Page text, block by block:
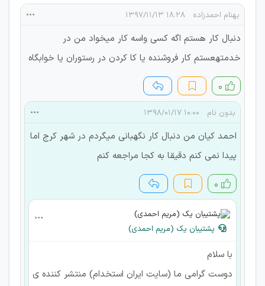
بهنام احمدزاده ۱۸:۲۸ ۱۳۹۷/۱۱/۱۳
دنبال کار هستم اگه کسی واسه کار میخواد من در
خدمتهعستم کار فروشنده یا کا کردن در رستوران یا خوابگاه
۰
بدون نام ۱۰:۰۰ ۱۳۹۸/۰۱/۱۷
احمد کیان من دنبال کار نگهبانی میگردم در شهر کرج اما
پیدا نمی کنم دقیقا به کجا مراجعه کنم
۰
پشتیبان یک (مریم احمدی)
با سلام
دوست گرامی ما (سایت ایران استخدام) منتشر کننده ی